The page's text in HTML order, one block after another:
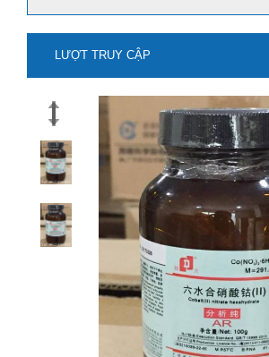
mua natri stanat-
LƯỢT TRUY CẬP